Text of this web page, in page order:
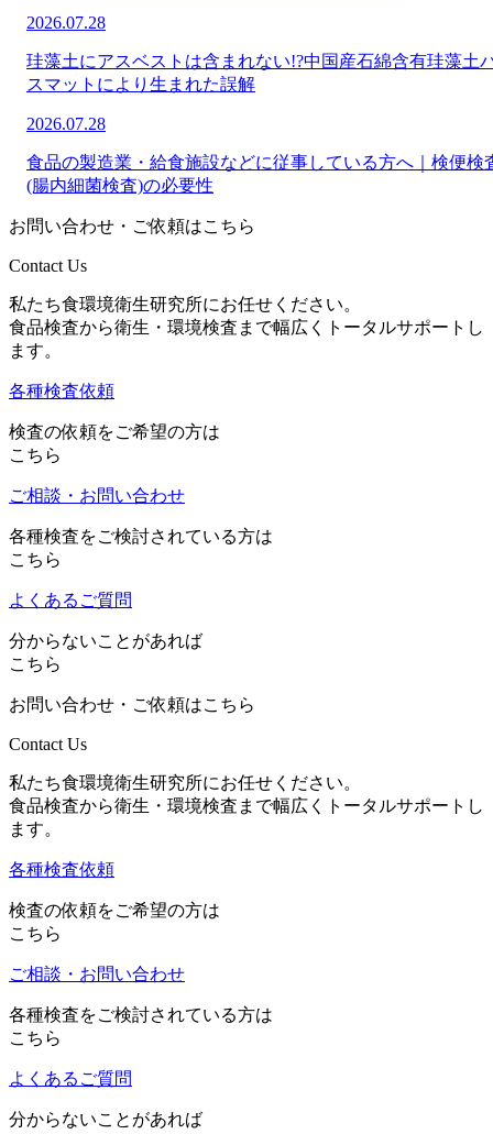
2026.07.28
珪藻土にアスベストは含まれない!?中国産石綿含有珪藻土
スマットにより生まれた誤解
2026.07.28
食品の製造業・給食施設などに従事している方へ｜検便検
(腸内細菌検査)の必要性
お問い合わせ・ご依頼はこちら
Contact Us
私たち食環境衛生研究所にお任せください。
食品検査から衛生・環境検査まで幅広くトータルサポートし
ます。
各種検査依頼
検査の依頼をご希望の方は
こちら
ご相談・お問い合わせ
各種検査をご検討されている方は
こちら
よくあるご質問
分からないことがあれば
こちら
お問い合わせ・ご依頼はこちら
Contact Us
私たち食環境衛生研究所にお任せください。
食品検査から衛生・環境検査まで幅広くトータルサポートし
ます。
各種検査依頼
検査の依頼をご希望の方は
こちら
ご相談・お問い合わせ
各種検査をご検討されている方は
こちら
よくあるご質問
分からないことがあれば